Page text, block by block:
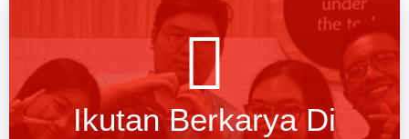
Ikutan Berkarya Di